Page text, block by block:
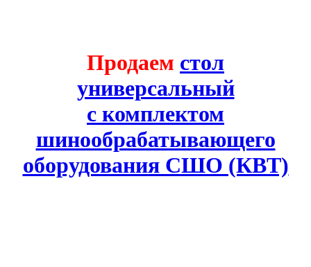
Продаем стол
универсальный
с комплектом
шинообрабатывающего
оборудования СШО (КВТ)